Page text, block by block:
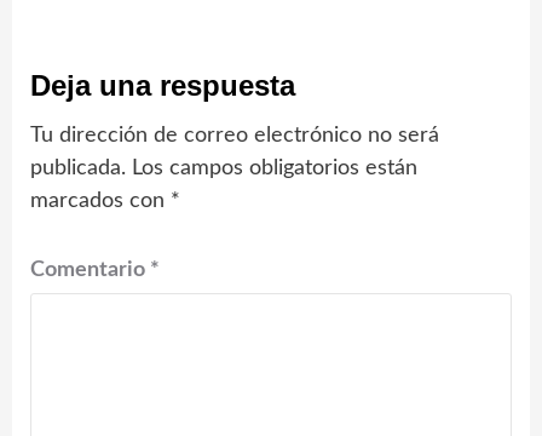
Deja una respuesta
Tu dirección de correo electrónico no será
publicada. Los campos obligatorios están
marcados con *
Comentario *